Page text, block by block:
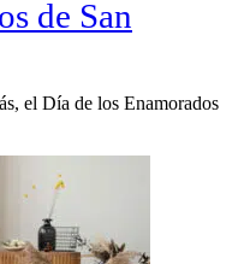
de San
el Día de los Enamorados